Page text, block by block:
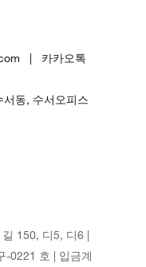
| 카카오톡
동, 수서오피스
150, 디5, 디6 |
-0221 호 | 입금계